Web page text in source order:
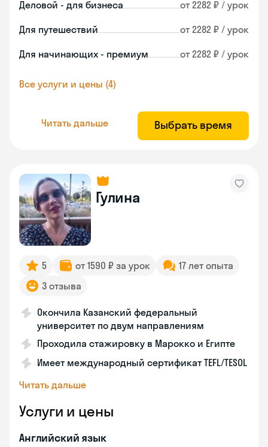
Деловой - для бизнеса от 2282 ₽ / урок
Для путешествий от 2282 ₽ / урок
Для начинающих - премиум от 2282 ₽ / урок
Все услуги и цены (4)
Читать дальше Выбрать время
Гулина
5 от 1590 ₽ за урок
17 лет опыта
3 отзыва
Окончила Казанский федеральный
университет по двум направлениям
Проходила стажировку в Марокко и Египте
Имеет международный сертификат TEFL/TESOL
Читать дальше
Услуги и цены
Английский язык